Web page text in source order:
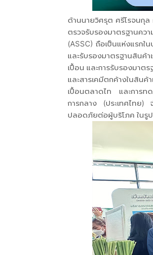
ด้านนายวิศรุต ศรีโรจนกุล
ตรวจรับรองมาตรฐานค
(ASSC) ถือเป็นแห่งแรกใ
และรับรองมาตรฐานสินค้า
เปื้อน และการรับรองมาต
และสารเคมีตกค้างในสิ
เปื้อนตลาดไท และการท
การกลาง (ประเทศไทย)
ปลอดภัยต่อผู้บริโภค ในรู